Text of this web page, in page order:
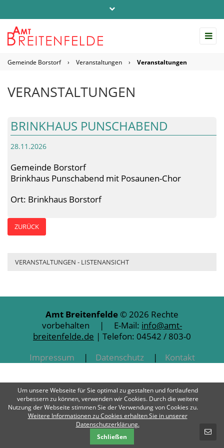
SCHNELLKONTAKT
E-Mail-Nachricht - Amt Breitenfelde
info@amt-breitenfelde.de
Gemeinde Borstorf › Veranstaltungen › Veranstaltungen
VERANSTALTUNGEN
BRINKHAUS PUNSCHABEND
28.11.2026
Gemeinde Borstorf
Brinkhaus Punschabend mit Posaunen-Chor
Ort: Brinkhaus Borstorf
ZURÜCK
VERANSTALTUNGEN - LISTENANSICHT
Amt Breitenfelde © 2026 Rechte
vorbehalten | E-Mail: info@amt-
breitenfelde.de | Telefon: 04542 / 803-0
Impressum
Datenschutz Kontakt
Um unsere Webseite für Sie optimal zu gestalten und fortlaufend
verbessern zu können, verwenden wir Cookies. Durch die weitere
Nutzung der Webseite stimmen Sie der Verwendung von Cookies zu.
Weitere Informationen zu Cookies erhalten Sie in unserer
Datenschutzerklärung.
Schließen